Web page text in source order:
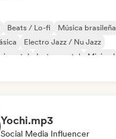
Beats / Lo-fi
Música brasileña
Electro Jazz / Nu Jazz
Instrumental Minimal
Yochi.mp3
Social Media Influencer